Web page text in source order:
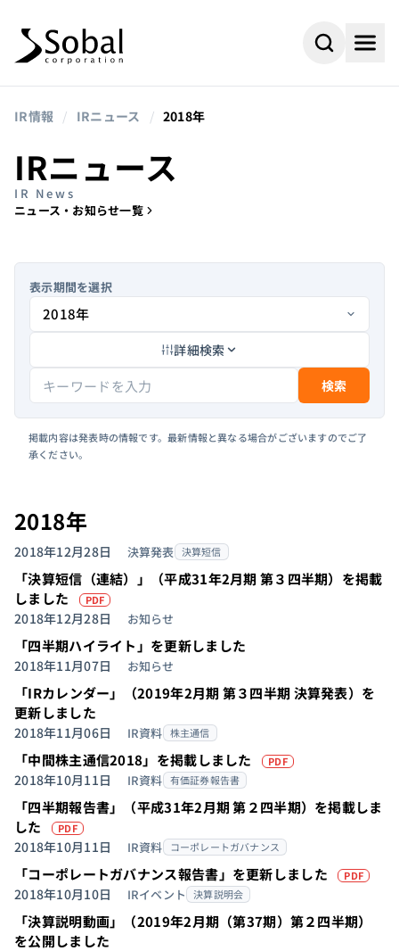
よく検索されるキーワード#AI#採用情報
#ビジネスパートナー#組込み
IR情報 / IRニュース / 2018年
IRニュース
IR News
ニュース・お知らせ一覧
表示期間を選択
詳細検索
検索
掲載内容は発表時の情報です。最新情報と異なる場合がございますのでご了
承ください。
2018年
2018年12月28日 決算発表 決算短信
「決算短信（連結）」（平成31年2月期 第３四半期）を掲載
しました
PDF （PDFを別タブで開きます）
2018年12月28日 お知らせ
「四半期ハイライト」を更新しました
2018年11月07日 お知らせ
「IRカレンダー」（2019年2月期 第３四半期 決算発表）を
更新しました
2018年11月06日 IR資料 株主通信
「中間株主通信2018」を掲載しました PDF （PDFを別タブ
2018年10月11日 IR資料 有価証券報告書
「四半期報告書」（平成31年2月期 第２四半期）を掲載しま
した
PDF （PDFを別タブで開きます）
2018年10月11日 IR資料 コーポレートガバナンス
「コーポレートガバナンス報告書」を更新しました PDF （
2018年10月10日 IRイベント 決算説明会
「決算説明動画」（2019年2月期（第37期）第２四半期）
を公開しました